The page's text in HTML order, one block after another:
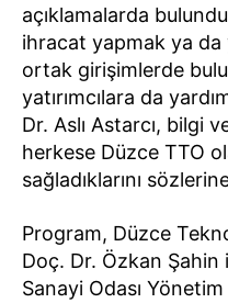
açıklamalarda
ihracat yapmak ya da
ortak girişimlerde
yatırımcılara da
Dr. Aslı Astarcı, bilgi
herkese Düzce TTO
sağladıklarını
Program, Düzce
Doç. Dr. Özkan
Sanayi Odası